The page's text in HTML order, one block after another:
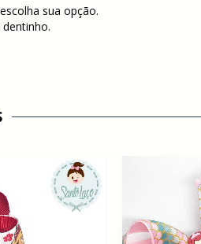
sua opção.